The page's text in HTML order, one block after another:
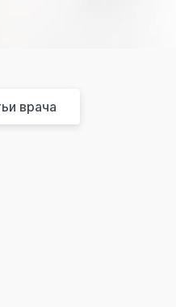
врача